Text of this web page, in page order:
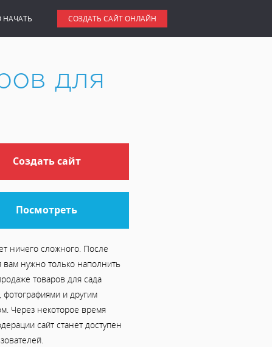
НАЧАТЬ СОЗДАТЬ САЙТ ОНЛАЙН
для
Создать сайт
Посмотреть
ничего сложного. После
вам нужно только наполнить
товаров для сада
фотографиями и другим
Через некоторое время
сайт станет доступен